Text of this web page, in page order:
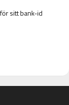
sitt bank-id